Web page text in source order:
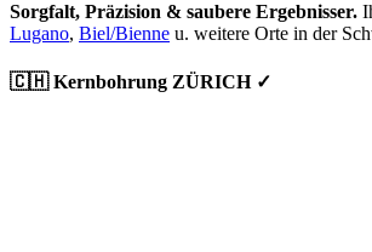
Sorgfalt, Präzision & saubere Ergebnisser.
Lugano, Biel/Bienne u. weitere Orte in der
🇨🇭 Kernbohrung ZÜRICH ✓